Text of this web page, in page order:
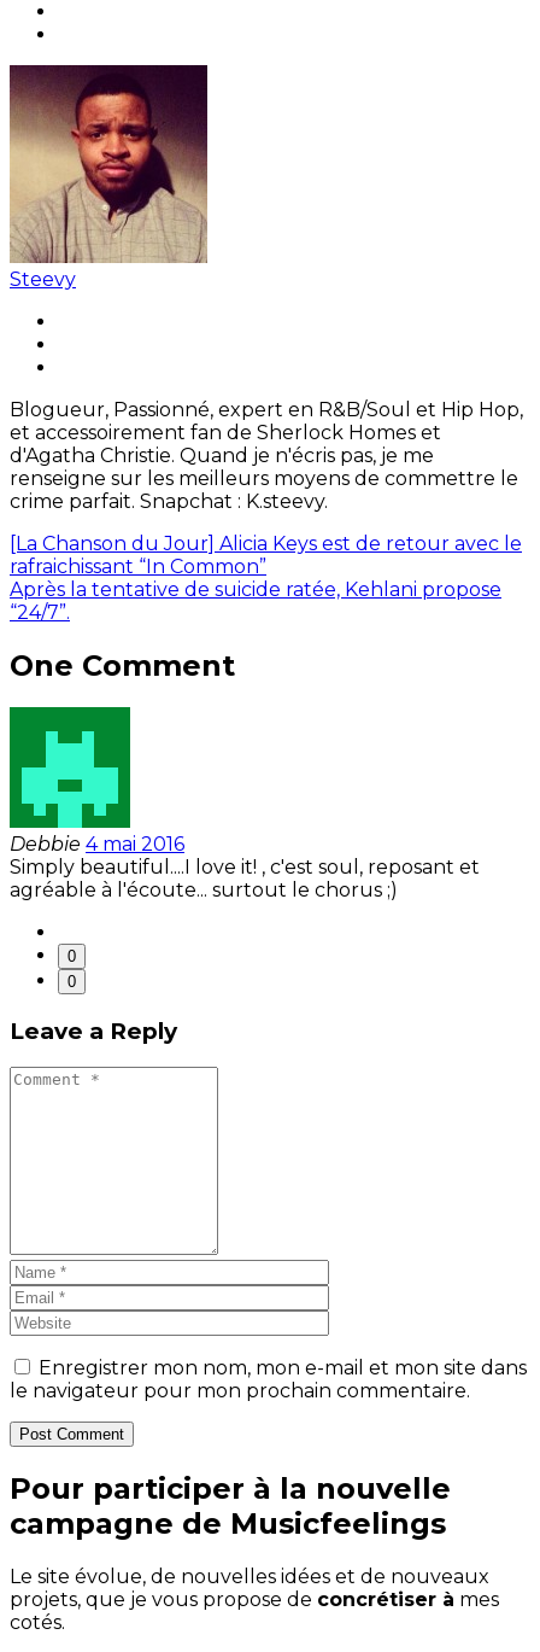
Steevy
Blogueur, Passionné, expert en R&B/Soul et Hip Hop,
et accessoirement fan de Sherlock Homes et
d'Agatha Christie. Quand je n'écris pas, je me
renseigne sur les meilleurs moyens de commettre le
crime parfait. Snapchat : K.steevy.
[La Chanson du Jour] Alicia Keys est de retour avec le
rafraichissant “In Common”
Après la tentative de suicide ratée, Kehlani propose
“24/7”.
One Comment
Debbie 4 mai 2016
Simply beautiful....I love it! , c'est soul, reposant et
agréable à l'écoute... surtout le chorus ;)
0
0
Leave a Reply
Enregistrer mon nom, mon e-mail et mon site dans
le navigateur pour mon prochain commentaire.
Post Comment
Pour participer à la nouvelle
campagne de Musicfeelings
Le site évolue, de nouvelles idées et de nouveaux
projets, que je vous propose de concrétiser à mes
cotés.